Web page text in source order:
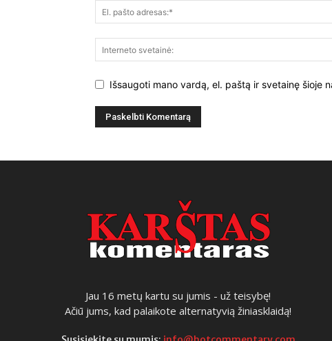
Išsaugoti mano vardą, el. paštą ir svetainę šioje
Jau 16 metų kartu su jumis - už teisybę!
Ačiū jums, kad palaikote alternatyvią žiniasklaidą!